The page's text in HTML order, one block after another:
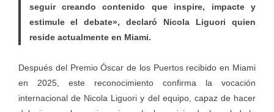
seguir creando contenido que inspire, impacte y
estimule el debate», declaró Nicola Liguori quien
reside actualmente en Miami.
Después del Premio Óscar de los Puertos recibido en Miami
en 2025, este reconocimiento confirma la vocación
internacional de Nicola Liguori y del equipo, capaz de hacer